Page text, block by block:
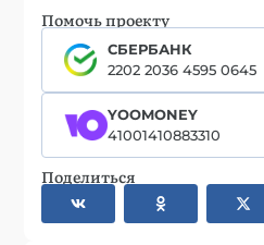
Помочь проекту
СБЕРБАНК
2202 2036 4595 0645
YOOMONEY
41001410883310
Поделиться